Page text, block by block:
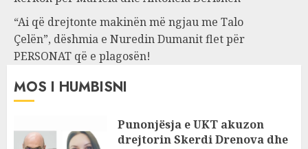
“Ai që drejtonte makinën më ngjau me Talo
Çelën”, dëshmia e Nuredin Dumanit flet për
PERSONAT që e plagosën!
MOS I HUMBISNI
Punonjësja e UKT akuzon
drejtorin Skerdi Drenova dhe